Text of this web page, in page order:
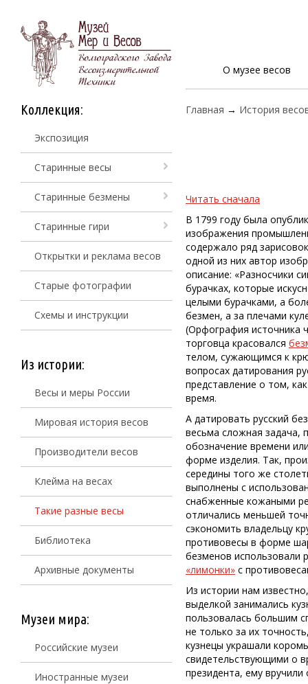
О музее весов
Коллекция:
Экспозиция
Старинные весы
Старинные безмены
Старинные гири
Открытки и реклама весов
Старые фотографии
Схемы и инструкции
Из истории:
Весы и меры России
Мировая история весов
Производители весов
Клейма на весах
Такие разные весы
Библиотека
Архивные документы
Музеи мира:
Российские музеи
Иностранные музеи
Главная → История
Читать сначала
В 1799 году была
изображения
содержало ряд
одной из них автор
описание: «Разносчики
бурачках, которые
целыми бурачками, а
безмен, а за плечами
(Орфография источника
торговца красовался
телом, сужающимся к
вопросах датирования
представление о том,
время.
А датировать русский
весьма сложная задача,
обозначение времени
форме изделия. Так,
середины того же
выполнены с
снабженные кожаными
отличались меньшей
сэкономить владельцу
противовесы в форме
безменов использовали
«лимонки» с
Из истории нам
выделкой занимались
пользовалась большим
не только за их
кузнецы украшали
свидетельствующими о
президента, ему